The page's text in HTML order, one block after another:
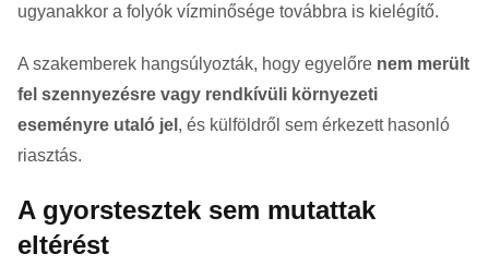
ugyanakkor a folyók vízminősége továbbra is kielégítő.
A szakemberek hangsúlyozták, hogy egyelőre nem merült
fel szennyezésre vagy rendkívüli környezeti
eseményre utaló jel , és külföldről sem érkezett hasonló
riasztás.
A gyorstesztek sem mutattak
eltérést